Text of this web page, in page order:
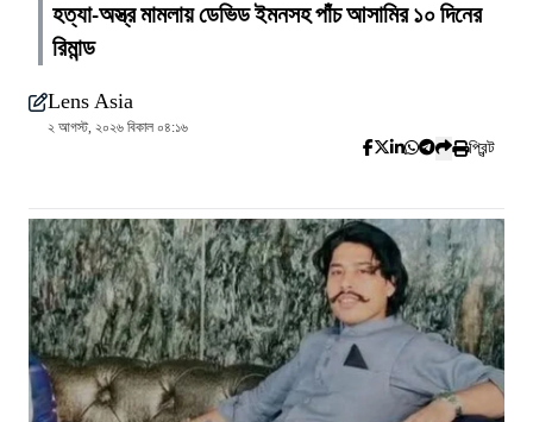
হত্যা-অস্ত্র মামলায় ডেভিড ইমনসহ পাঁচ আসামির ১০ দিনের
রিমান্ড
Lens Asia
২ আগস্ট, ২০২৬ বিকাল ০৪:১৬
প্রিন্ট